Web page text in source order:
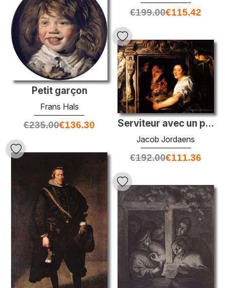
€199.00€115.42
Petit garçon
Frans Hals
€235.00€136.30 Serviteur avec un panier de fruits et une paire d'amants
Jacob Jordaens
€192.00€111.36